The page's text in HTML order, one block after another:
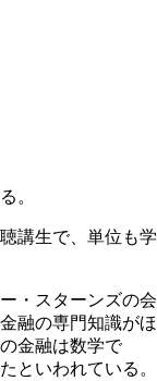
。
講生で、単位も学
・スターンズの会
融の専門知識がほ
金融は数学で
といわれている。